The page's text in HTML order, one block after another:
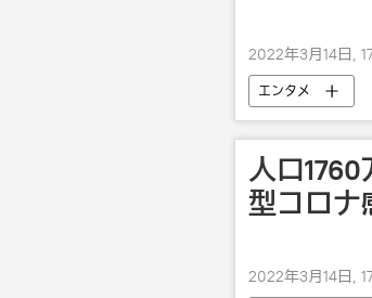
2022年3月14日,
エンタメ
人口
型コロナ
2022年3月14日,